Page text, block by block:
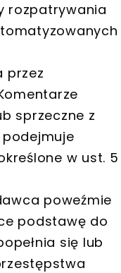
rozpatrywania
przez
sprzeczne z
podejmuje
w ust. 5
poweźmie
podstawę do
się lub